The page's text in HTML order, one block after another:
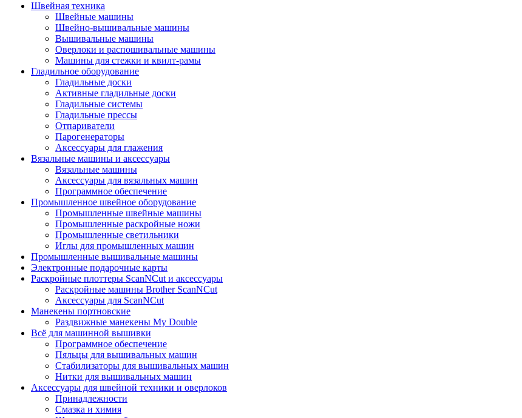
Швейная техника
Швейные машины
Швейно-вышивальные машины
Вышивальные машины
Оверлоки и распошивальные машины
Машины для стежки и квилт-рамы
Гладильное оборудование
Гладильные доски
Активные гладильные доски
Гладильные системы
Гладильные прессы
Отпариватели
Парогенераторы
Аксессуары для глажения
Вязальные машины и аксессуары
Вязальные машины
Аксессуары для вязальных машин
Программное обеспечение
Промышленное швейное оборудование
Промышленные швейные машины
Промышленные раскройные ножи
Промышленные светильники
Иглы для промышленных машин
Промышленные вышивальные машины
Электронные подарочные карты
Раскройные плоттеры ScanNCut и аксессуары
Раскройные машины Brother ScanNCut
Аксессуары для ScanNCut
Манекены портновские
Раздвижные манекены My Double
Всё для машинной вышивки
Программное обеспечение
Пяльцы для вышивальных машин
Стабилизаторы для вышивальных машин
Нитки для вышивальных машин
Аксессуары для швейной техники и оверлоков
Принадлежности
Смазка и химия